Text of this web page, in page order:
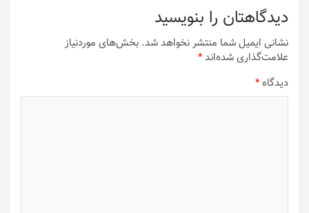
دیدگاهتان را بنویسید
نشانی ایمیل شما منتشر نخواهد شد. بخش‌های موردنیاز
علامت‌گذاری شده‌اند*
دیدگاه*